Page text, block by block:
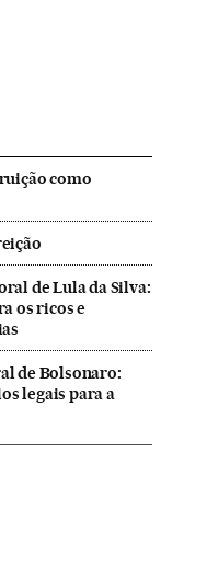
como
de Lula da Silva:
os ricos e
de Bolsonaro:
legais para a